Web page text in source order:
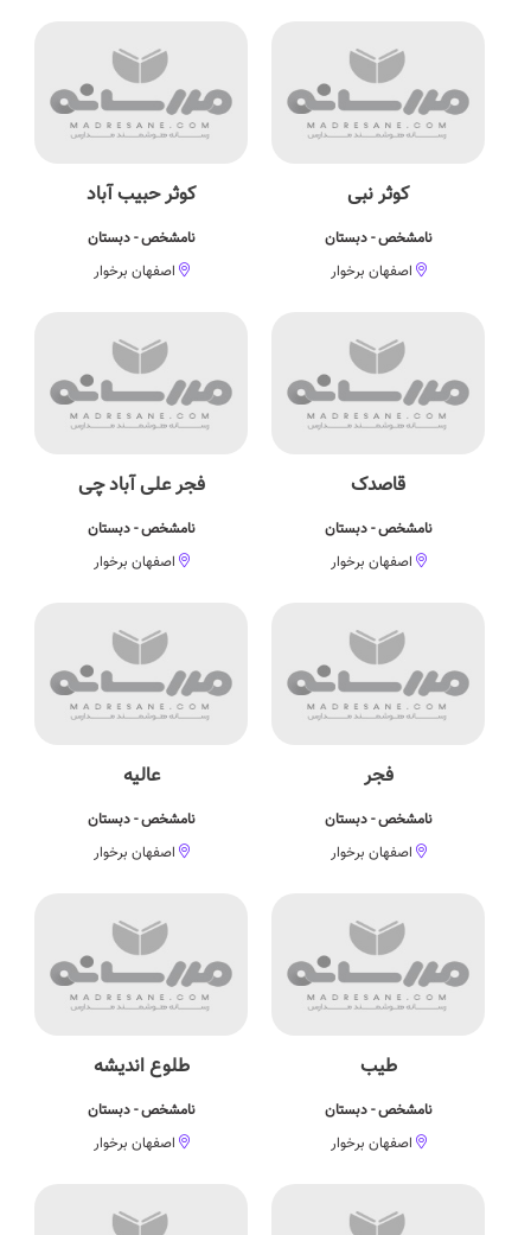
كوثر نبی
نامشخص - دبستان
اصفهان برخوار
کوثر حبیب آباد
نامشخص - دبستان
اصفهان برخوار
قاصدک
نامشخص - دبستان
اصفهان برخوار
فجر علی آباد چی
نامشخص - دبستان
اصفهان برخوار
فجر
نامشخص - دبستان
اصفهان برخوار
عالیه
نامشخص - دبستان
اصفهان برخوار
طیب
نامشخص - دبستان
اصفهان برخوار
طلوع اندیشه
نامشخص - دبستان
اصفهان برخوار